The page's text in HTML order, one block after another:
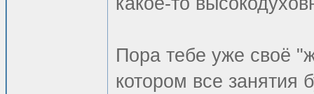
Пора тебе уже своё
котором все занятия